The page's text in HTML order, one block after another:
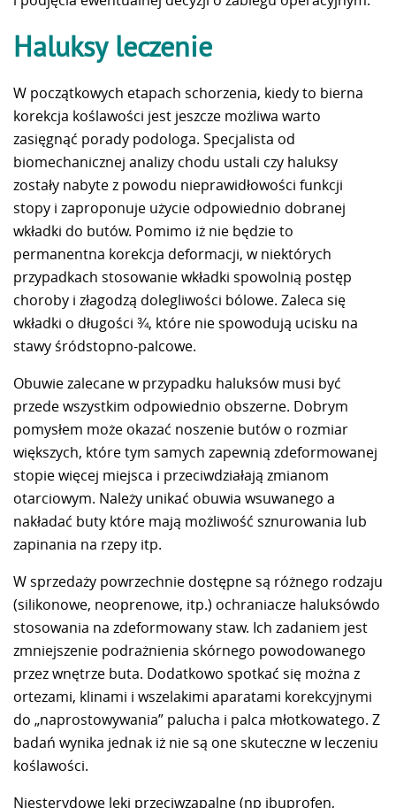
Haluksy leczenie
W początkowych etapach schorzenia, kiedy to bierna
korekcja koślawości jest jeszcze możliwa warto
zasięgnąć porady podologa. Specjalista od
biomechanicznej analizy chodu ustali czy haluksy
zostały nabyte z powodu nieprawidłowości funkcji
stopy i zaproponuje użycie odpowiednio dobranej
wkładki do butów. Pomimo iż nie będzie to
permanentna korekcja deformacji, w niektórych
przypadkach stosowanie wkładki spowolnią postęp
choroby i złagodzą dolegliwości bólowe. Zaleca się
wkładki o długości ¾, które nie spowodują ucisku na
stawy śródstopno-palcowe.
Obuwie zalecane w przypadku haluksów musi być
przede wszystkim odpowiednio obszerne. Dobrym
pomysłem może okazać noszenie butów o rozmiar
większych, które tym samych zapewnią zdeformowanej
stopie więcej miejsca i przeciwdziałają zmianom
otarciowym. Należy unikać obuwia wsuwanego a
nakładać buty które mają możliwość sznurowania lub
zapinania na rzepy itp.
W sprzedaży powrzechnie dostępne są różnego rodzaju
(silikonowe, neoprenowe, itp.) ochraniacze haluksówdo
stosowania na zdeformowany staw. Ich zadaniem jest
zmniejszenie podrażnienia skórnego powodowanego
przez wnętrze buta. Dodatkowo spotkać się można z
ortezami, klinami i wszelakimi aparatami korekcyjnymi
do „naprostowywania” palucha i palca młotkowatego. Z
badań wynika jednak iż nie są one skuteczne w leczeniu
koślawości.
Niesterydowe leki przeciwzapalne (np ibuprofen,